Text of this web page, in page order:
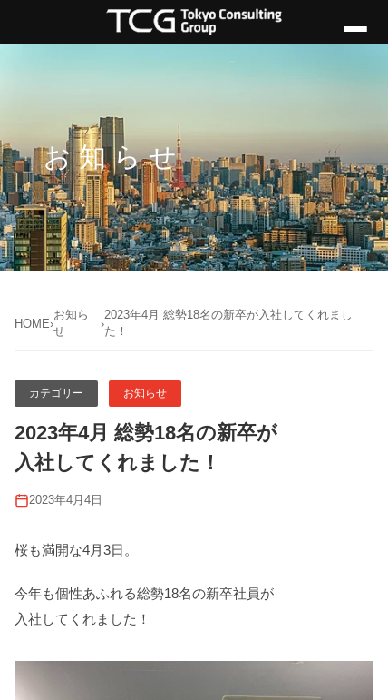
お知らせ
HOME›
お知ら
せ
›
2023年4月 総勢18名の新卒が入社してくれまし
た！
カテゴリー お知らせ
2023年4月 総勢18名の新卒が
入社してくれました！
2023年4月4日
桜も満開な4月3日。
今年も個性あふれる総勢18名の新卒社員が
入社してくれました！